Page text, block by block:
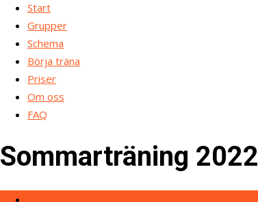
Start
Grupper
Schema
Börja träna
Priser
Om oss
FAQ
Sommarträning 2022